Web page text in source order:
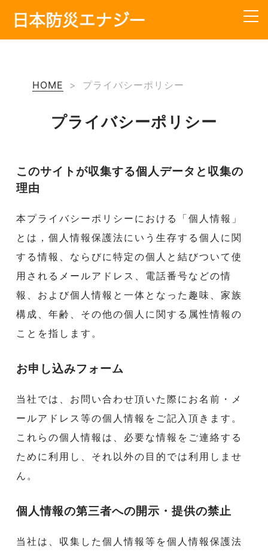
HOME > プライバシーポリシー
プライバシーポリシー
このサイトが収集する個人データと収集の
理由
本プライバシーポリシーにおける「個人情報」
とは，個人情報保護法にいう生存する個人に関
する情報、ならびに特定の個人と結びついて使
用されるメールアドレス、電話番号などの情
報、および個人情報と一体となった趣味、家族
構成、年齢、その他の個人に関する属性情報の
ことを指します。
お申し込みフォーム
当社では、お問い合わせ頂いた際にお名前・メ
ールアドレス等の個人情報をご記入頂きます。
これらの個人情報は、必要な情報をご連絡する
ために利用し、それ以外の目的では利用しませ
ん。
個人情報の第三者への開示・提供の禁止
当社は、収集した個人情報等を個人情報保護法
会社概要
サービス内容
料金
お知らせ
お問い合わせ